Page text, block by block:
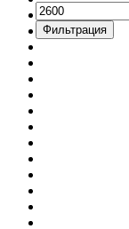
Минимальная
цена
Фильтрация